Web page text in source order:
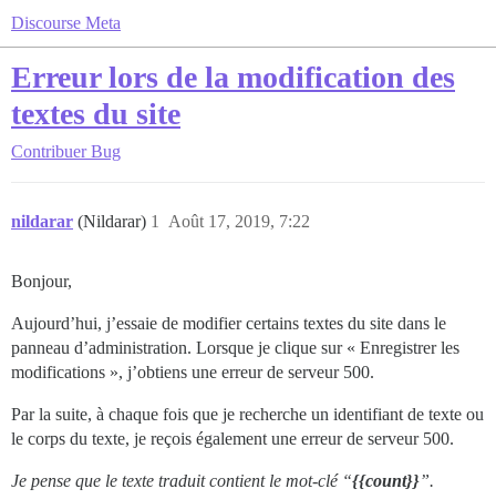
Discourse Meta
Erreur lors de la modification des
textes du site
Contribuer Bug
nildarar (Nildarar) Août 17, 2019, 7:22
1
Bonjour,
Aujourd’hui, j’essaie de modifier certains textes du site dans le
panneau d’administration. Lorsque je clique sur « Enregistrer les
modifications », j’obtiens une erreur de serveur 500.
Par la suite, à chaque fois que je recherche un identifiant de texte ou
le corps du texte, je reçois également une erreur de serveur 500.
Je pense que le texte traduit contient le mot-clé “{{count}}”.